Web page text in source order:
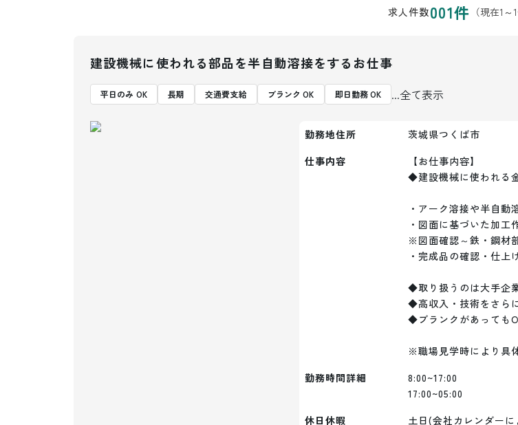
求人件数001件 （現在1 ～1
建設機械に使われる部品を半自動溶接をするお仕事
平日のみ OK 長期 交通費支給 ブランク OK 即日勤務 OK ...全て表示
勤務地住所
茨城県つくば市
仕事内容
【お仕事内容】
◆建設機械に使われる
・アーク溶接や半自動
・図面に基づいた加工
※図面確認～鉄・鋼材
・完成品の確認・仕上
◆取り扱うのは大手企
◆高収入・技術をさら
◆ブランクがあっても
勤務時間詳細
8:00~17:00
17:00~05:00
休日休暇
土日(会社カレンダーに